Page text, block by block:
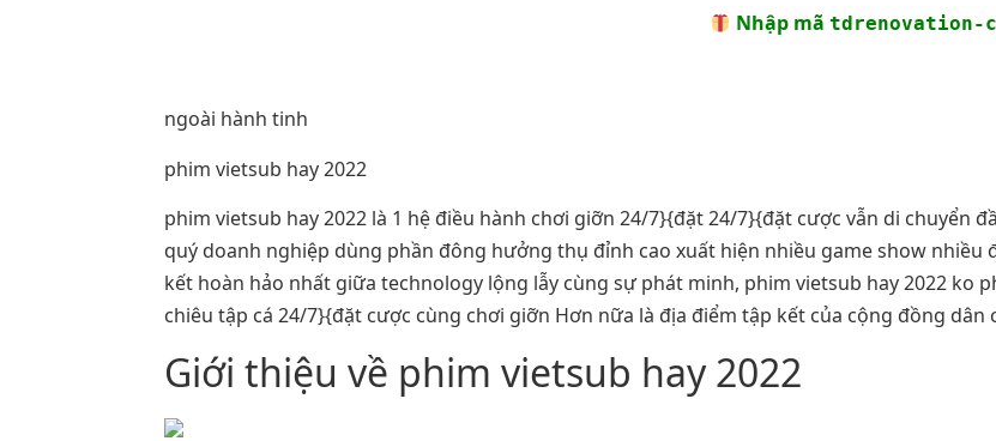
Nhập mã tdrenovation-
ngoài hành tinh
phim vietsub hay 2022
phim vietsub hay 2022 là 1 hệ điều hành chơi giỡn 24/7}{đặt 24/7}{đặt cược vẫn di chuyển
quý doanh nghiệp dùng phần đông hưởng thụ đỉnh cao xuất hiện nhiều game show nhiều
kết hoàn hảo nhất giữa technology lộng lẫy cùng sự phát minh, phim vietsub hay 2022 ko
chiêu tập cá 24/7}{đặt cược cùng chơi giỡn Hơn nữa là địa điểm tập kết của cộng đồng dân
Giới thiệu về phim vietsub hay 2022